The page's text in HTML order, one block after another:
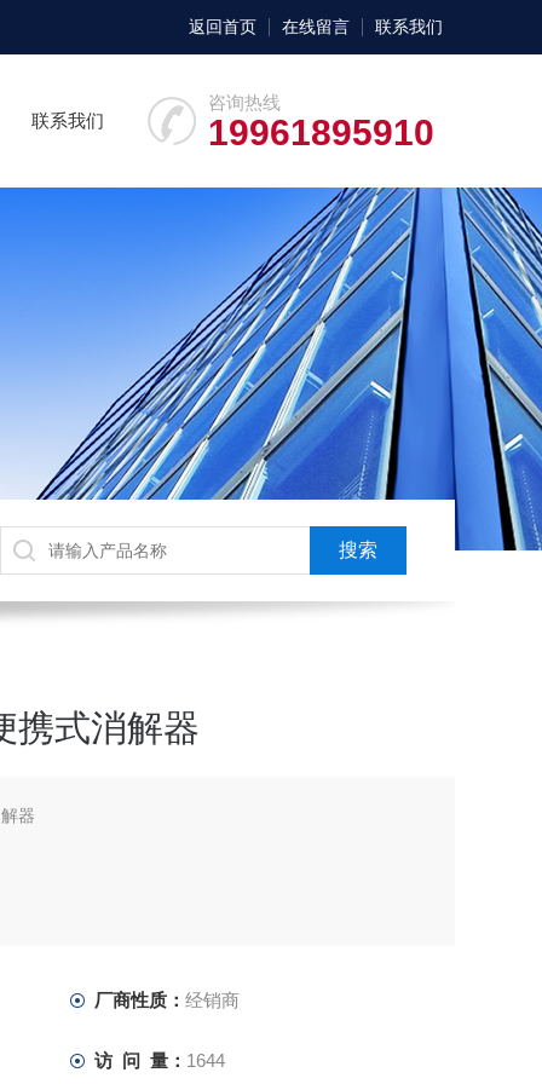
返回首页 在线留言 联系我们
咨询热线
19961895910
联系我们
携式消解器
器
厂商性质： 经销商
访 问 量： 1644